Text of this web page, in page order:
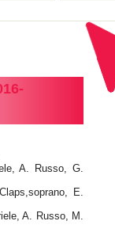
A. Russo, G.
E.
A. Russo, M.